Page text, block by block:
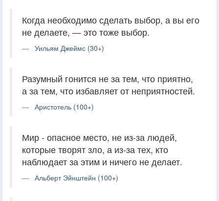
Когда необходимо сделать выбор, а вы его
не делаете, — это тоже выбор.
Уильям Джеймс (30+)
Разумный гонится не за тем, что приятно,
а за тем, что избавляет от неприятностей.
Аристотель (100+)
Мир - опасное место, не из-за людей,
которые творят зло, а из-за тех, кто
наблюдает за этим и ничего не делает.
Альберт Эйнштейн (100+)